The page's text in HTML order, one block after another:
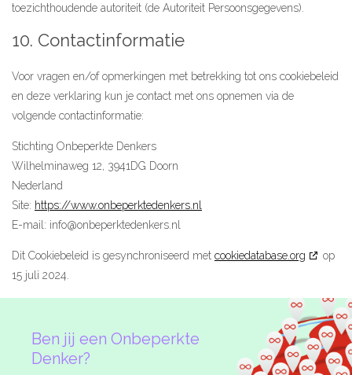
toezichthoudende autoriteit (de Autoriteit Persoonsgegevens).
10. Contactinformatie
Voor vragen en/of opmerkingen met betrekking tot ons cookiebeleid
en deze verklaring kun je contact met ons opnemen via de
volgende contactinformatie:
Stichting Onbeperkte Denkers
Wilhelminaweg 12, 3941DG Doorn
Nederland
Site: https://www.onbeperktedenkers.nl
E-mail: info@onbeperktedenkers.nl
Dit Cookiebeleid is gesynchroniseerd met cookiedatabase.org
op
15 juli 2024.
Ben jij een Onbeperkte
Denker?